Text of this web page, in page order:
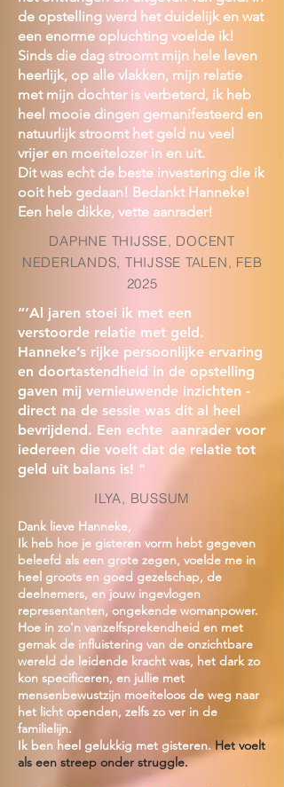
de opstelling werd het duidelijk en wat
een enorme opluchting voelde ik!
Sinds die dag stroomt mijn hele leven
heerlijk, op alle vlakken, mijn relatie
met mijn dochter is verbeterd, ik heb
heel mooie dingen gemanifesteerd en
natuurlijk stroomt het geld nu veel
vrijer en moeitelozer in en uit.
Dit was echt de beste investering die ik
ooit heb gedaan! Bedankt Hanneke!
Een hele dikke, vette aanrader!
DAPHNE THIJSSE, DOCENT
NEDERLANDS, THIJSSE TALEN, FEB
2025
“‘Al jaren stoei ik met een
verstoorde relatie met geld.
Hanneke’s rijke persoonlijke ervaring
en doortastendheid in de opstelling
gaven mij vernieuwende inzichten -
direct na de sessie was dit al heel
bevrijdend. Een echte aanrader voor
iedereen die voelt dat de relatie tot
geld uit balans is! "
ILYA, BUSSUM
Dank lieve Hanneke,
Ik heb hoe je gisteren vorm hebt gegeven
beleefd als een grote zegen, voelde me in
heel groots en goed gezelschap, de
deelnemers, en jouw ingevlogen
representanten, ongekende womanpower.
Hoe in zo'n vanzelfsprekendheid en met
gemak de influistering van de onzichtbare
wereld de leidende kracht was, het dark zo
kon specificeren, en jullie met
mensenbewustzijn moeiteloos de weg naar
het licht openden, zelfs zo ver in de
familielijn.
Ik ben heel gelukkig met gisteren.Het voelt
als een streep onder struggle.